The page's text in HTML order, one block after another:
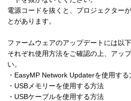
電源コードを抜くと、プロジェクター
とがあります。
ファームウェアのアップデートには以
それぞれ使用方法をご確認の上、アッ
い。
・EasyMP Network Updaterを使用する
・USBメモリーを使用する方法
・USBケーブルを使用する方法